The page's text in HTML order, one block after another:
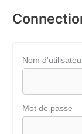
Nom
Mot de passe